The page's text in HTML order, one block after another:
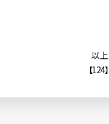
以上
【124】